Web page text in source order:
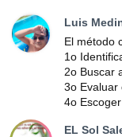
Luis
El método
1o
2o Buscar
3o Evaluar
4o
EL Sol